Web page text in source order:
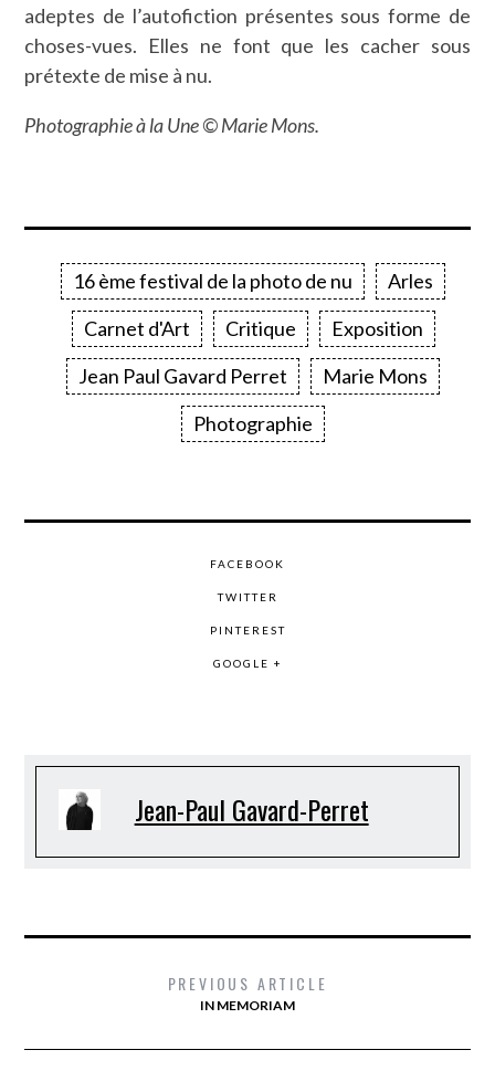
adeptes de l’autofiction présentes sous forme de
choses-vues. Elles ne font que les cacher sous
prétexte de mise à nu.
Photographie à la Une © Marie Mons.
16 ème festival de la photo de nu
Arles
Carnet d'Art
Critique
Exposition
Jean Paul Gavard Perret
Marie Mons
Photographie
FACEBOOK
TWITTER
PINTEREST
GOOGLE +
Jean-Paul Gavard-Perret
PREVIOUS ARTICLE
IN MEMORIAM